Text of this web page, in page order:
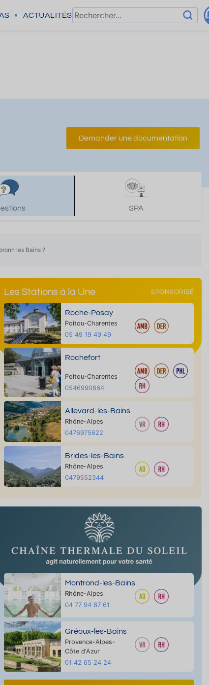
ACTUALITÉS
Demander une documentation
SPA
les Bains ?
Les Stations à la Une SPONSORISÉ
Roche-Posay
Poitou-Charentes
05 49 19 49 49
Rochefort
Poitou-Charentes
0546990864
Allevard-les-Bains
Rhône-Alpes
0476975622
Brides-les-Bains
Rhône-Alpes
0479552344
Montrond-les-Bains
Rhône-Alpes
04 77 94 67 61
Gréoux-les-Bains
Provence-Alpes-
Côte d'Azur
01 42 65 24 24